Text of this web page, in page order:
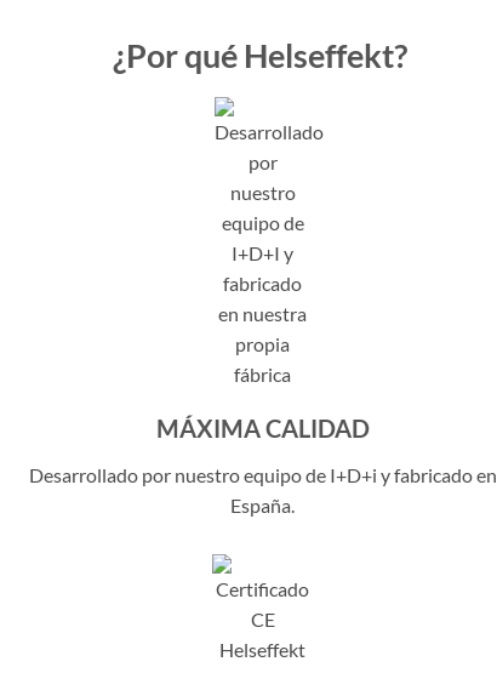
¿Por qué Helseffekt?
MÁXIMA CALIDAD
Desarrollado por nuestro equipo de I+D+i y fabricado en
España.